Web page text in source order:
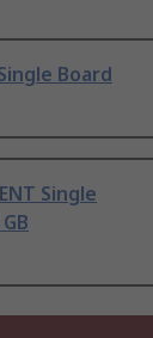
Board
Single